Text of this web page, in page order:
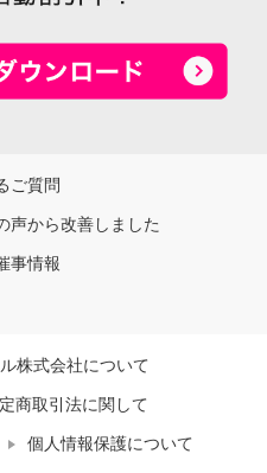
ご質問
声から改善しました
事情報
株式会社について
商取引法に関して
個人情報保護について